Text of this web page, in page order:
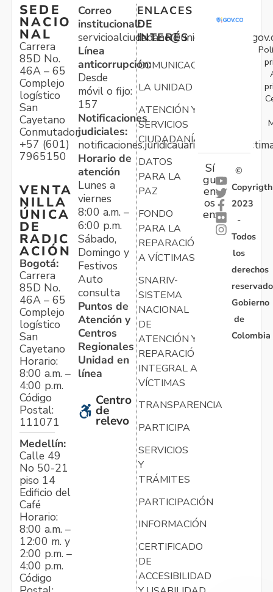
SEDE
NACIO
NAL
Carrera
85D No.
46A – 65
Complejo
logístico
San
Cayetano
Conmutador:
+57 (601)
7965150
VENTA
NILLA
ÚNICA
DE
RADIC
ACIÓN
Bogotá:
Carrera
85D No.
46A – 65
Complejo
logístico
San
Cayetano
Horario:
8:00 a.m. –
4:00 p.m.
Código
Postal:
111071
Medellín:
Calle 49
No 50-21
piso 14
Edificio del
Café
Horario:
8:00 a.m. –
12:00 m. y
2:00 p.m. –
4:00 p.m.
Código
Correo
institucional:
Línea
anticorrupción:
Desde
móvil o fijo:
157
Notificaciones
judiciales:
Horario de
atención
Lunes a
viernes
8:00 a.m. –
6:00 p.m.
Sábado,
Domingo y
Festivos
Auto
consulta
Puntos de
Atención y
Centros
Regionales
Unidad en
línea
Centro
de
relevo
ENLACES
DE
INTERÉS
COMUNICACIONES
LA UNIDAD
ATENCIÓN Y
SERVICIOS
CIUDADANÍA
DATOS
PARA LA
PAZ
FONDO
PARA LA
REPARACIÓN
A VÍCTIMAS
SNARIV-
SISTEMA
NACIONAL
DE
ATENCIÓN Y
REPARACIÓN
INTEGRAL A
VÍCTIMAS
TRANSPARENCIA
PARTICIPA
SERVICIOS
Y
TRÁMITES
PARTICIPACIÓN
INFORMACIÓN
CERTIFICADO
DE
ACCESIBILIDAD
Sí
gu
en
os
en:
©
Copyrigth
2023
-
Todos
los
derechos
Gobierno
de
Colombia